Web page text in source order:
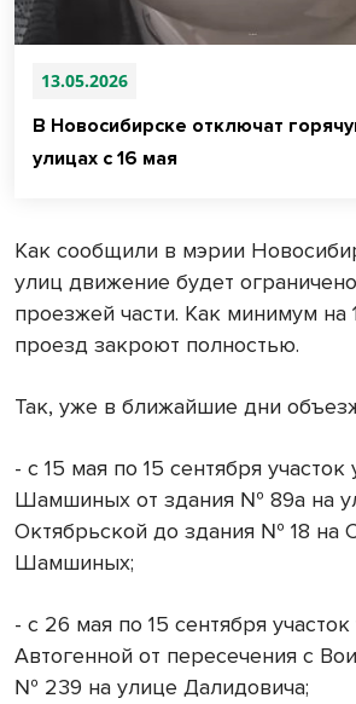
13.05.2026
В Новосибирске отключат
улицах с 16 мая
Как сообщили в мэрии
улиц движение будет
проезжей части. Как минимум на
проезд закроют полностью.
Так, уже в ближайшие дни
- с 15 мая по 15 сентября
Шамшиных от здания № 89а на
Октябрьской до здания № 18 на
Шамшиных;
- с 26 мая по 15 сентября
Автогенной от пересечения с
№ 239 на улице Далидовича;